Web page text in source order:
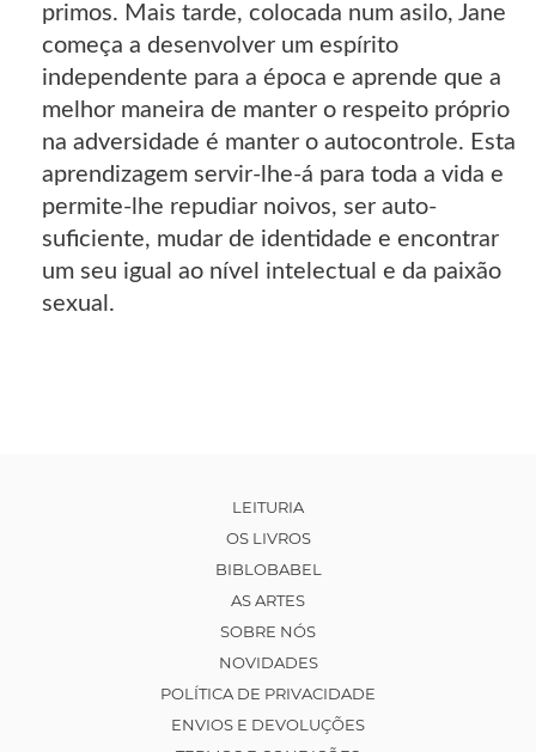
primos. Mais tarde, colocada num asilo, Jane
começa a desenvolver um espírito
independente para a época e aprende que a
melhor maneira de manter o respeito próprio
na adversidade é manter o autocontrole. Esta
aprendizagem servir-lhe-á para toda a vida e
permite-lhe repudiar noivos, ser auto-
suficiente, mudar de identidade e encontrar
um seu igual ao nível intelectual e da paixão
sexual.
LEITURIA
OS LIVROS
BIBLOBABEL
AS ARTES
SOBRE NÓS
NOVIDADES
POLÍTICA DE PRIVACIDADE
ENVIOS E DEVOLUÇÕES